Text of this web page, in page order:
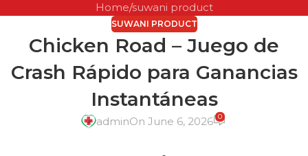
Home suwani product
SUWANI PRODUCT
Chicken Road – Juego de
Crash Rápido para Ganancias
Instantáneas
adminOn June 6, 2026 0